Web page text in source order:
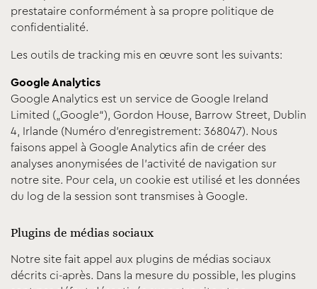
prestataire conformément à sa propre politique de
confidentialité.
Les outils de tracking mis en œuvre sont les suivants:
Google Analytics
Google Analytics est un service de Google Ireland
Limited („Google“), Gordon House, Barrow Street, Dublin
4, Irlande (Numéro d'enregistrement: 368047). Nous
faisons appel à Google Analytics afin de créer des
analyses anonymisées de l’activité de navigation sur
notre site. Pour cela, un cookie est utilisé et les données
du log de la session sont transmises à Google.
Plugins de médias sociaux
Notre site fait appel aux plugins de médias sociaux
décrits ci-après. Dans la mesure du possible, les plugins